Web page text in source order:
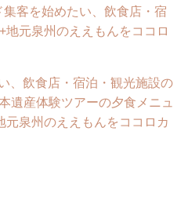
集客を始めたい、飲食店・宿
地元泉州のええもんをココロ
、飲食店・宿泊・観光施設の
遺産体験ツアーの夕食メニュ
元泉州のええもんをココロカ